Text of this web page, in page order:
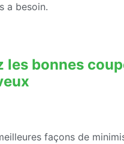
a besoin.
les bonnes
façons de